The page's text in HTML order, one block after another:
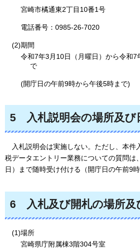
宮崎市橘通東2丁目10番1号
電話番号：0985-26-7020
(2)期間
令和7年3月10日（月曜日）から令和7
で
(開庁日の午前9時から午後5時まで)
5 入札説明会の場所及び
入札説明会は実施しない。ただし、本件
税データエントリー業務についての質問は
日）まで随時受け付ける（開庁日の午前9
6 入札及び開札の場所及
(1)場所
宮崎県庁附属棟3階304号室